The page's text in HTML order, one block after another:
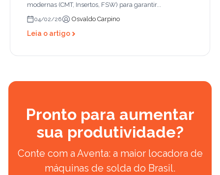
modernas (CMT, Insertos, FSW) para garantir...
04/02/26 Osvaldo Carpino
Leia o artigo
Pronto para aumentar
sua produtividade?
Conte com a Aventa: a maior locadora de
máquinas de solda do Brasil.